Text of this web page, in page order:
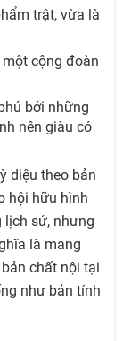
trật, vừa là
cộng đoàn
bởi những
nên giàu có
diệu theo bản
hội hữu hình
sử, nhưng
là mang
chất nội tại
như bản tính